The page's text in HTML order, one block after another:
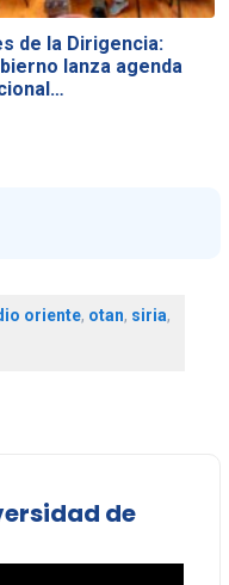
de la Dirigencia:
lanza agenda
oriente, otan, siria,
de